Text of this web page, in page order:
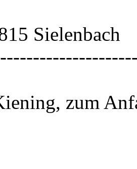
Sielenbach
zum